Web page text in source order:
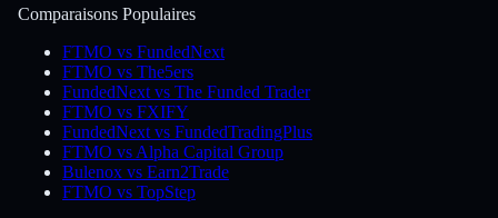
Comparaisons Populaires
FTMO vs FundedNext
FTMO vs The5ers
FundedNext vs The Funded Trader
FTMO vs FXIFY
FundedNext vs FundedTradingPlus
FTMO vs Alpha Capital Group
Bulenox vs Earn2Trade
FTMO vs TopStep